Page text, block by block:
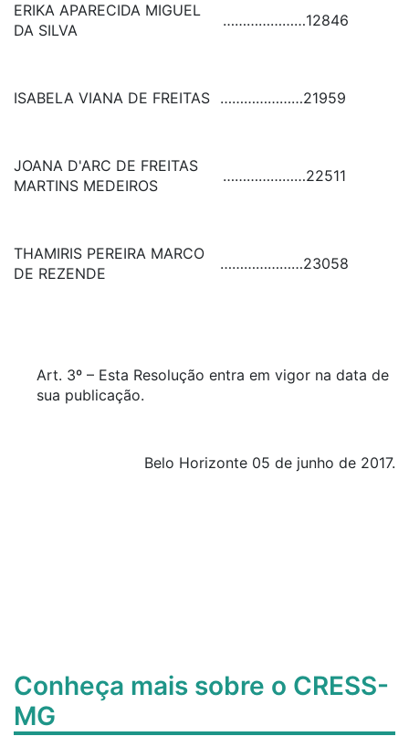
ERIKA APARECIDA MIGUEL
DA SILVA
…………………12846
ISABELA VIANA DE FREITAS …………………21959
JOANA D'ARC DE FREITAS
MARTINS MEDEIROS
…………………22511
THAMIRIS PEREIRA MARCO
DE REZENDE
…………………23058
Art. 3º – Esta Resolução entra em vigor na data de
sua publicação.
Belo Horizonte 05 de junho de 2017.
Conheça mais sobre o CRESS-
MG